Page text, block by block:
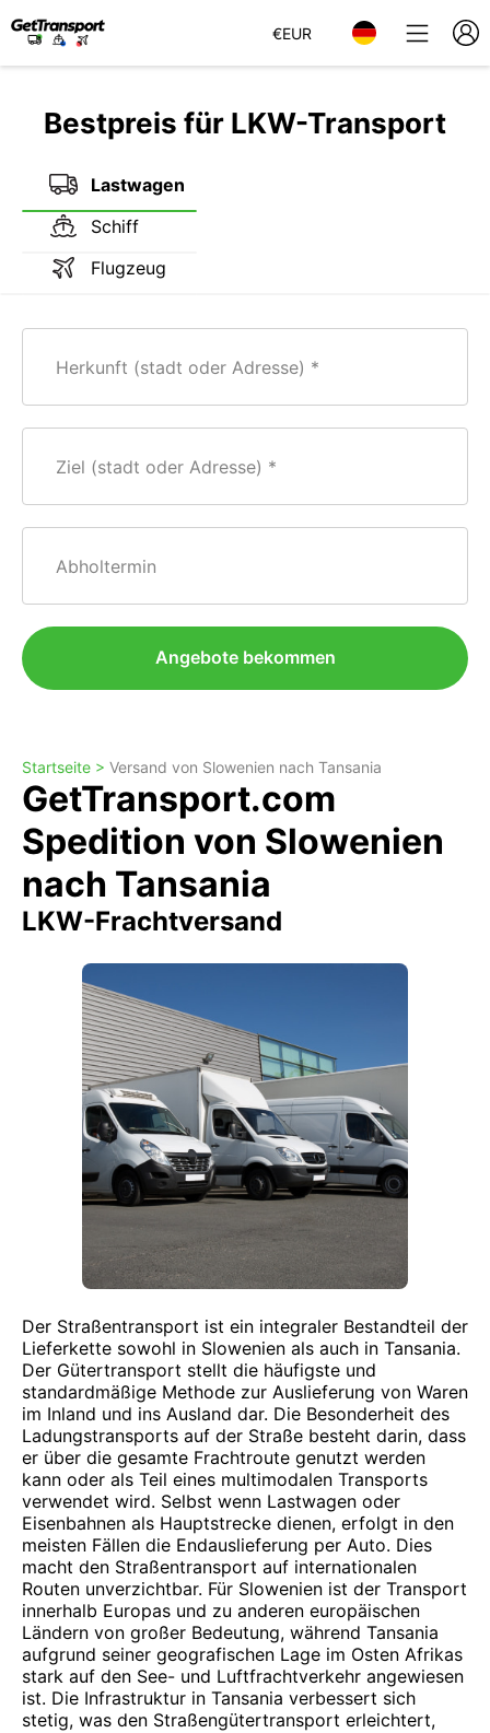
€EUR
Bestpreis für LKW-Transport
Lastwagen
Schiff
Flugzeug
Herkunft (stadt oder Adresse)
Ziel (stadt oder Adresse)
Abholtermin
Angebote bekommen
Startseite > Versand von Slowenien nach Tansania
GetTransport.com
Spedition von Slowenien
nach Tansania
LKW-Frachtversand
Der Straßentransport ist ein integraler Bestandteil der
Lieferkette sowohl in Slowenien als auch in Tansania.
Der Gütertransport stellt die häufigste und
standardmäßige Methode zur Auslieferung von Waren
im Inland und ins Ausland dar. Die Besonderheit des
Ladungstransports auf der Straße besteht darin, dass
er über die gesamte Frachtroute genutzt werden
kann oder als Teil eines multimodalen Transports
verwendet wird. Selbst wenn Lastwagen oder
Eisenbahnen als Hauptstrecke dienen, erfolgt in den
meisten Fällen die Endauslieferung per Auto. Dies
macht den Straßentransport auf internationalen
Routen unverzichtbar. Für Slowenien ist der Transport
innerhalb Europas und zu anderen europäischen
Ländern von großer Bedeutung, während Tansania
aufgrund seiner geografischen Lage im Osten Afrikas
stark auf den See- und Luftfrachtverkehr angewiesen
ist. Die Infrastruktur in Tansania verbessert sich
stetig, was den Straßengütertransport erleichtert,